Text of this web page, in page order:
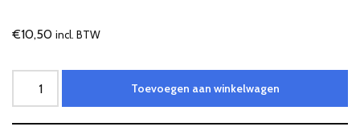
€10,50 incl. BTW
Toevoegen aan winkelwagen